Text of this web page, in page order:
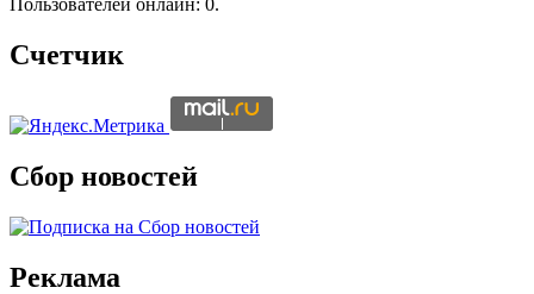
Пользователей онлайн: 0.
Счетчик
Сбор новостей
Реклама